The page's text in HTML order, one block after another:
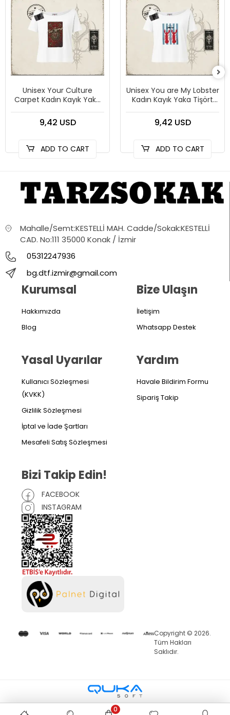
Unisex Your Culture
Carpet Kadın Kayık Yaka
9,42 USD
ADD TO CART
Unisex You are My Lobster
Kadın Kayık Yaka Tişört
9,42 USD
ADD TO CART
Mahalle/Semt:KESTELLİ MAH. Cadde/Sokak:KESTELLİ
CAD. No:111 35000 Konak / İzmir
05312247936
bg.dtf.izmir@gmail.com
Kurumsal
Hakkımızda
Blog
Yasal Uyarılar
Kullanıcı Sözleşmesi
(KVKK)
Gizlilik Sözleşmesi
İptal ve İade Şartları
Mesafeli Satış Sözleşmesi
Bize Ulaşın
İletişim
Whatsapp Destek
Yardım
Havale Bildirim Formu
Sipariş Takip
Bizi Takip Edin!
FACEBOOK
INSTAGRAM
Copyright © 2026.
Tüm Hakları
Saklıdır.
0